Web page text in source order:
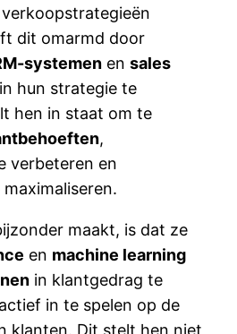
dit omarmd door
systemen ensales
in hun strategie te
hen in staat om te
,
verbeteren en
maakt, is dat ze
en machine learning
in klantgedrag te
in te spelen op de
klanten. Dit stelt hen niet